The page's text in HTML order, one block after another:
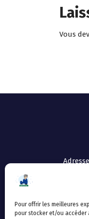
Pour offrir les meilleures
pour stocker et/ou accéder
Vous
Mail :